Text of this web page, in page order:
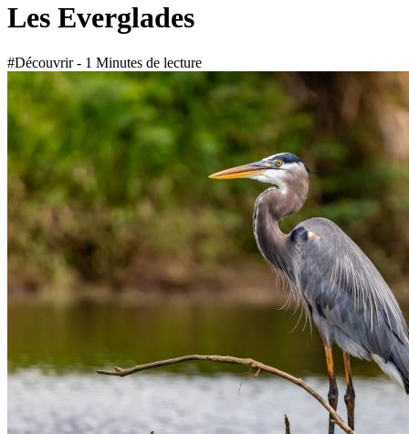
Les Everglades
#Découvrir - 1 Minutes de lecture